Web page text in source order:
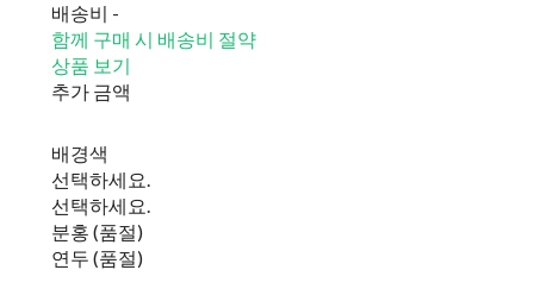
배송비 -
함께 구매 시 배송비 절약
상품 보기
추가 금액
배경색
선택하세요.
선택하세요.
분홍 (품절)
연두 (품절)